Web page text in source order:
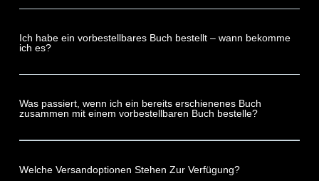
Ich habe ein vorbestellbares Buch bestellt – wann bekomme
ich es?
Was passiert, wenn ich ein bereits erschienenes Buch
zusammen mit einem vorbestellbaren Buch bestelle?
Welche Versandoptionen Stehen Zur Verfügung?